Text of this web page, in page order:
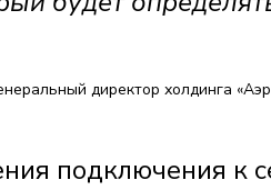
директор холдинга
подключения к